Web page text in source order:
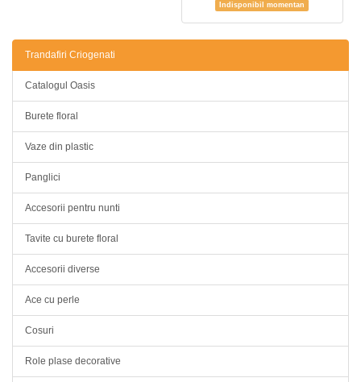
Indisponibil momentan
Trandafiri Criogenati
Catalogul Oasis
Burete floral
Vaze din plastic
Panglici
Accesorii pentru nunti
Tavite cu burete floral
Accesorii diverse
Ace cu perle
Cosuri
Role plase decorative